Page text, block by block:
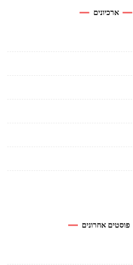
ארכיונים
פוסטים אחרונים